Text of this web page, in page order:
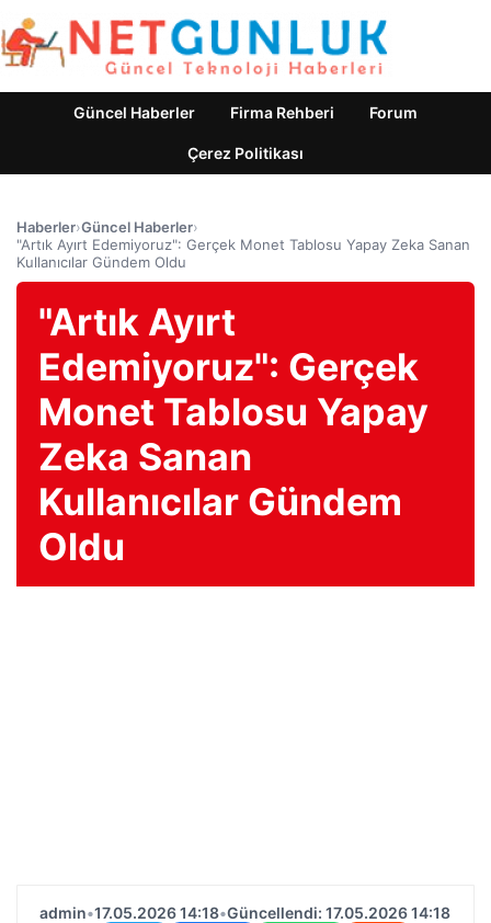
Güncel Haberler Firma Rehberi Forum
Çerez Politikası
Haberler›Güncel Haberler›
"Artık Ayırt Edemiyoruz": Gerçek Monet Tablosu Yapay Zeka Sanan
Kullanıcılar Gündem Oldu
"Artık Ayırt
Edemiyoruz": Gerçek
Monet Tablosu Yapay
Zeka Sanan
Kullanıcılar Gündem
Oldu
admin•17.05.2026 14:18•Güncellendi: 17.05.2026 14:18